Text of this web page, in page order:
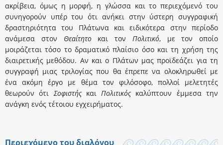
ακρίβεια, όμως η μορφή, η γλώσσα και το περιεχόμενό του
συνηγορούν υπέρ του ότι ανήκει στην ύστερη συγγραφική
δραστηριότητα του Πλάτωνα και ειδικότερα στην περίοδο
ανάμεσα στον Θεαίτητοκαι τον Πολιτικό, με τον οποίο
μοιράζεται τόσο το δραματικό πλαίσιο όσο και τη χρήση της
διαιρετικής μεθόδου. Αν και ο Πλάτων μας προϊδεάζει για τη
συγγραφή μιας τριλογίας που θα έπρεπε να ολοκληρωθεί με
ένα ακόμη έργο με θέμα τον φιλόσοφο, πολλοί μελετητές
θεωρούν ότι ΣοφιστήςκαιΠολιτικόςκαλύπτουν έμμεσα την
ανάγκη ενός τέτοιου εγχειρήματος.
Περιεχόμενο του διαλόγου